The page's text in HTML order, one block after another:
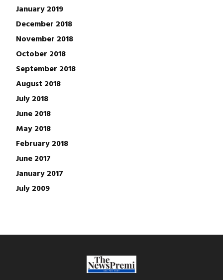
January 2019
December 2018
November 2018
October 2018
September 2018
August 2018
July 2018
June 2018
May 2018
February 2018
June 2017
January 2017
July 2009